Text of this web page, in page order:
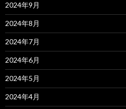
2024年9月
2024年8月
2024年7月
2024年6月
2024年5月
2024年4月